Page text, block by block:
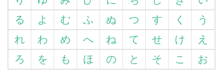
る
よ む ふ ぬ つ す く
う
れ
わ め へ ね て せ け
え
ろ
を も ほ の と そ こ お